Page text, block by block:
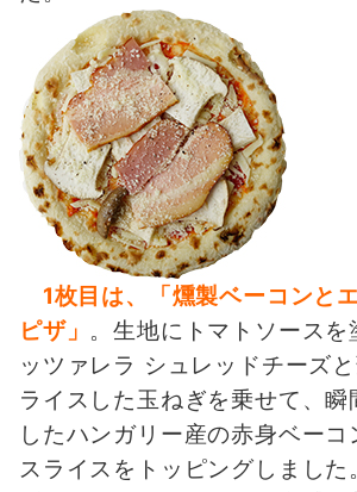
1枚目は、「燻製ベーコンと
ピザ」 。生地にトマトソースを
ッツァレラ シュレッドチーズ
ライスした玉ねぎを乗せて、瞬
したハンガリー産の赤身ベーコ
スライスをトッピングしました